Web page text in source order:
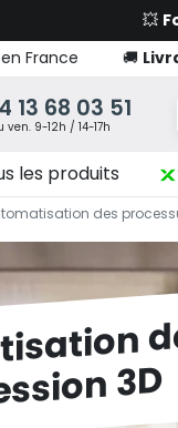
💥
France
🚚
13 68 03 51
ven. 9-12h / 14-17h
les produits
des
3D